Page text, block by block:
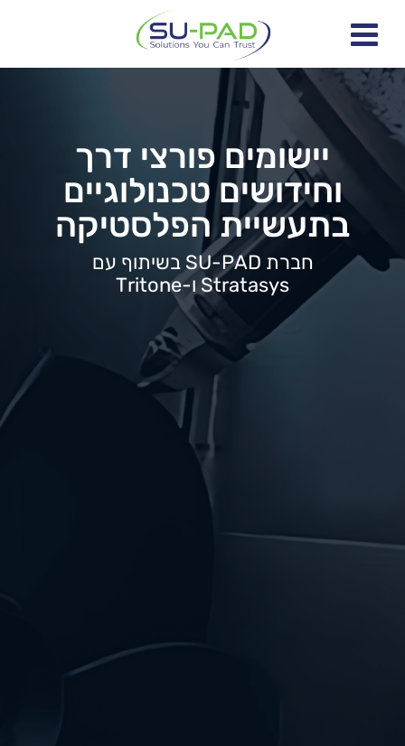
יישומים פורצי דרך
וחידושים טכנולוגיים
בתעשיית הפלסטיקה
חברת SU-PAD בשיתוף עם
Stratasys ו-Tritone